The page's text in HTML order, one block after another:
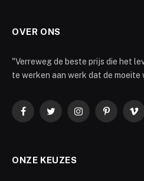
OVER ONS
"Verreweg de beste prijs die het
te werken aan werk dat de moeite
FacebookTwitterInstagramPinterest
ONZE KEUZES